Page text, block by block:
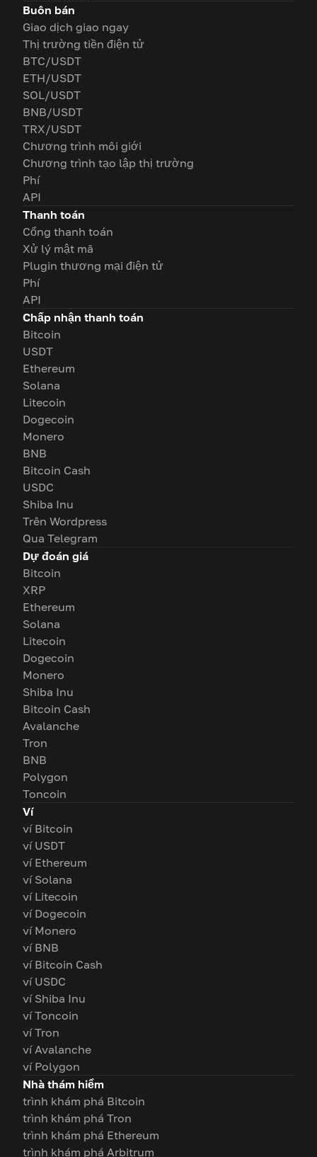
Buôn bán
Giao dịch giao ngay
Thị trường tiền điện tử
BTC/USDT
ETH/USDT
SOL/USDT
BNB/USDT
TRX/USDT
Chương trình môi giới
Chương trình tạo lập thị trường
Phí
API
Thanh toán
Cổng thanh toán
Xử lý mật mã
Plugin thương mại điện tử
Phí
API
Chấp nhận thanh toán
Bitcoin
USDT
Ethereum
Solana
Litecoin
Dogecoin
Monero
BNB
Bitcoin Cash
USDC
Shiba Inu
Trên Wordpress
Qua Telegram
Dự đoán giá
Bitcoin
XRP
Ethereum
Solana
Litecoin
Dogecoin
Monero
Shiba Inu
Bitcoin Cash
Avalanche
Tron
BNB
Polygon
Toncoin
Ví
ví Bitcoin
ví USDT
ví Ethereum
ví Solana
ví Litecoin
ví Dogecoin
ví Monero
ví BNB
ví Bitcoin Cash
ví USDC
ví Shiba Inu
ví Toncoin
ví Tron
ví Avalanche
ví Polygon
Nhà thám hiểm
trình khám phá Bitcoin
trình khám phá Tron
trình khám phá Ethereum
trình khám phá Arbitrum